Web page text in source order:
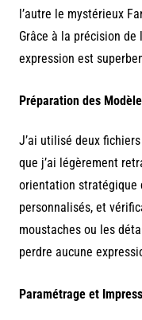
l’autre le mystérieux
Grâce à la précision de
expression est
Préparation des
J’ai utilisé deux
que j’ai légèrement
orientation stratégique
personnalisés, et
moustaches ou les
perdre aucune
Paramétrage et